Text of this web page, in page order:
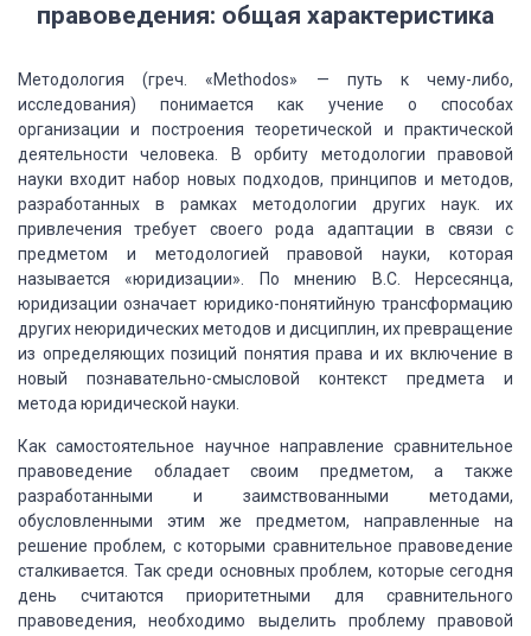
правоведения: общая характеристика
Методология (греч. «Methodos» — путь к чему-либо,
исследования) понимается как учение о способах
организации и построения теоретической и практической
деятельности человека. В орбиту методологии правовой
науки входит набор новых подходов, принципов и методов,
разработанных в рамках методологии других наук. их
привлечения требует своего рода адаптации в связи с
предметом и методологией правовой науки, которая
называется «юридизации». По мнению B.C. Нерсесянца,
юридизации означает юридико-понятийную трансформацию
других неюридических методов и дисциплин, их превращение
из определяющих позиций понятия права и их включение в
новый познавательно-смысловой контекст предмета и
метода юридической науки.
Как самостоятельное научное направление сравнительное
правоведение обладает своим предметом, а также
разработанными и заимствованными методами,
обусловленными этим же предметом, направленные на
решение проблем, с которыми сравнительное правоведение
сталкивается. Так среди основных проблем, которые сегодня
день считаются приоритетными для сравнительного
правоведения, необходимо выделить проблему правовой